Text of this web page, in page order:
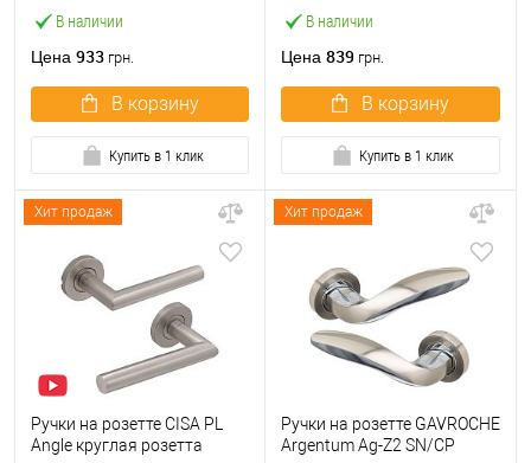
В наличии
сталь
Цена 933 грн.
В корзину
Купить в 1 клик
В наличии
сталь
Цена 839 грн.
В корзину
Купить в 1 клик
Хит продаж
Ручки на розетте CISA PL
Angle круглая розетта
Хит продаж
Ручки на розетте GAVROCHE
Argentum Ag-Z2 SN/CP